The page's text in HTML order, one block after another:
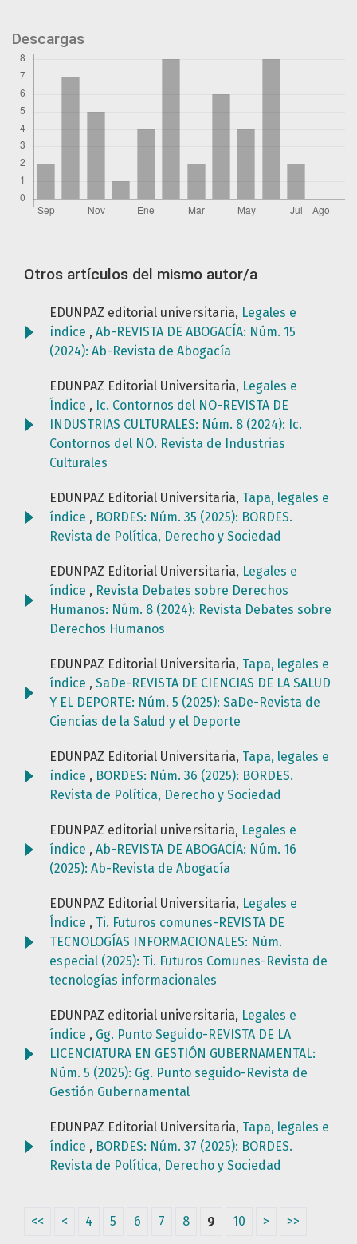
Descargas
Otros artículos del mismo autor/a
EDUNPAZ editorial universitaria, Legales e
índice , Ab-REVISTA DE ABOGACÍA: Núm. 15
(2024): Ab-Revista de Abogacía
EDUNPAZ Editorial Universitaria, Legales e
Índice , Ic. Contornos del NO-REVISTA DE
INDUSTRIAS CULTURALES: Núm. 8 (2024): Ic.
Contornos del NO. Revista de Industrias
Culturales
EDUNPAZ Editorial Universitaria, Tapa, legales e
índice , BORDES: Núm. 35 (2025): BORDES.
Revista de Política, Derecho y Sociedad
EDUNPAZ Editorial Universitaria, Legales e
índice , Revista Debates sobre Derechos
Humanos: Núm. 8 (2024): Revista Debates sobre
Derechos Humanos
EDUNPAZ Editorial Universitaria, Tapa, legales e
índice , SaDe-REVISTA DE CIENCIAS DE LA SALUD
Y EL DEPORTE: Núm. 5 (2025): SaDe-Revista de
Ciencias de la Salud y el Deporte
EDUNPAZ Editorial Universitaria, Tapa, legales e
índice , BORDES: Núm. 36 (2025): BORDES.
Revista de Política, Derecho y Sociedad
EDUNPAZ editorial universitaria, Legales e
índice , Ab-REVISTA DE ABOGACÍA: Núm. 16
(2025): Ab-Revista de Abogacía
EDUNPAZ Editorial Universitaria, Legales e
Índice , Ti. Futuros comunes-REVISTA DE
TECNOLOGÍAS INFORMACIONALES: Núm.
especial (2025): Ti. Futuros Comunes-Revista de
tecnologías informacionales
EDUNPAZ editorial universitaria, Legales e
índice , Gg. Punto Seguido-REVISTA DE LA
LICENCIATURA EN GESTIÓN GUBERNAMENTAL:
Núm. 5 (2025): Gg. Punto seguido-Revista de
Gestión Gubernamental
EDUNPAZ Editorial Universitaria, Tapa, legales e
índice , BORDES: Núm. 37 (2025): BORDES.
Revista de Política, Derecho y Sociedad
<< < 4 5 6 7 8 9 10 > >>